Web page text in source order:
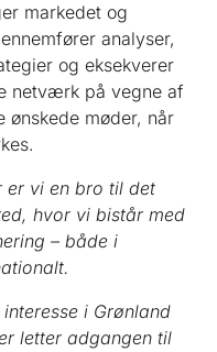
markedet og
analyser,
og eksekverer
netværk på vegne af
ønskede møder, når
er vi en bro til det
hvor vi bistår med
– både i
i Grønland
letter adgangen til